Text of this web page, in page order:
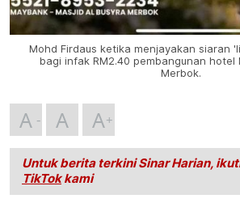
Mohd Firdaus ketika menjayakan siaran
bagi infak RM2.40 pembangunan hotel
Merbok.
A A A
Untuk berita terkini Sinar Harian,
TikTokkami